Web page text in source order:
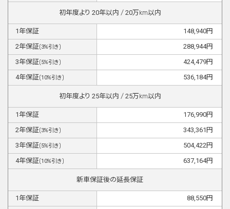
初年度より 20年以内 / 20万km以内
1年保証 148,940円
2年保証(3%引き) 288,944円
3年保証(5%引き) 424,479円
4年保証(10%引き) 536,184円
初年度より 25年以内 / 25万km以内
1年保証 176,990円
2年保証(3%引き) 343,361 円
3年保証(5%引き) 504,422円
4年保証(10%引き) 637,164円
新車保証後の延長保証
1年保証 88,550円